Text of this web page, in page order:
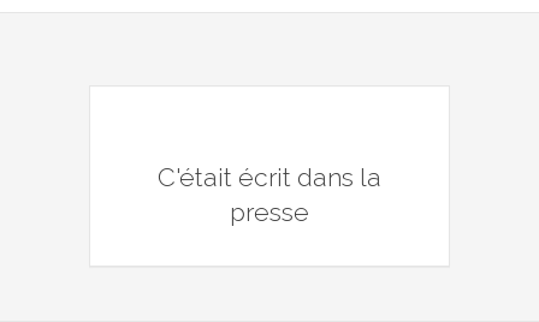
C'était écrit dans la
presse